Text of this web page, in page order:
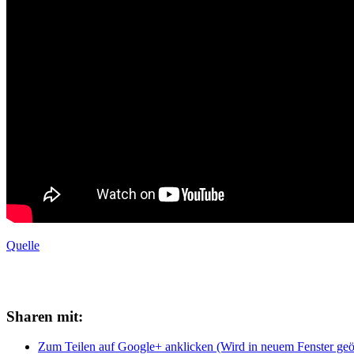
Quelle
Sharen mit:
Zum Teilen auf Google+ anklicken (Wird in neuem Fenster